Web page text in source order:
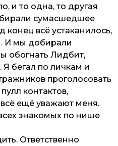
и то одна, то другая
сумасшедшее
конец всё устаканилось,
И мы добирали
обогнать Лидбит,
Я бегал по личкам и
проголосовать
контактов,
ещё уважают меня.
знакомых по нише
Ответственно